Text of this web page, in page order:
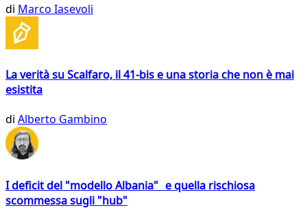
di Marco Iasevoli
La verità su Scalfaro, il 41-bis e una storia che non è mai
esistita
di Alberto Gambino
I deficit del "modello Albania" e quella rischiosa
scommessa sugli "hub"